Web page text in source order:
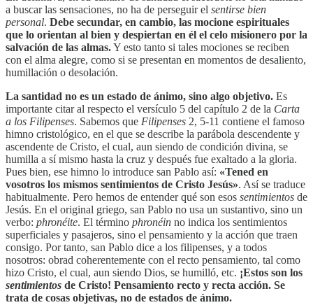
a buscar las sensaciones, no ha de perseguir el sentirse bien
personal. Debe secundar, en cambio, las mocione espirituales
que lo orientan al bien y despiertan en él el celo misionero por la
salvación de las almas.Y esto tanto si tales mociones se reciben
con el alma alegre, como si se presentan en momentos de desaliento,
humillación o desolación.
La santidad no es un estado de ánimo, sino algo objetivo. Es
importante citar al respecto el versículo 5 del capítulo 2 de la Carta
a los Filipenses. Sabemos que Filipenses 2, 5-11 contiene el famoso
himno cristológico, en el que se describe la parábola descendente y
ascendente de Cristo, el cual, aun siendo de condición divina, se
humilla a sí mismo hasta la cruz y después fue exaltado a la gloria.
Pues bien, ese himno lo introduce san Pablo así: «Tened en
vosotros los mismos sentimientos de Cristo Jesús». Así se traduce
habitualmente. Pero hemos de entender qué son esos sentimientos de
Jesús. En el original griego, san Pablo no usa un sustantivo, sino un
verbo: phronéite. El término phronéin no indica los sentimientos
superficiales y pasajeros, sino el pensamiento y la acción que traen
consigo. Por tanto, san Pablo dice a los filipenses, y a todos
nosotros: obrad coherentemente con el recto pensamiento, tal como
hizo Cristo, el cual, aun siendo Dios, se humilló, etc. ¡Estos son los
sentimientos de Cristo! Pensamiento recto y recta acción. Se
trata de cosas objetivas, no de estados de ánimo.